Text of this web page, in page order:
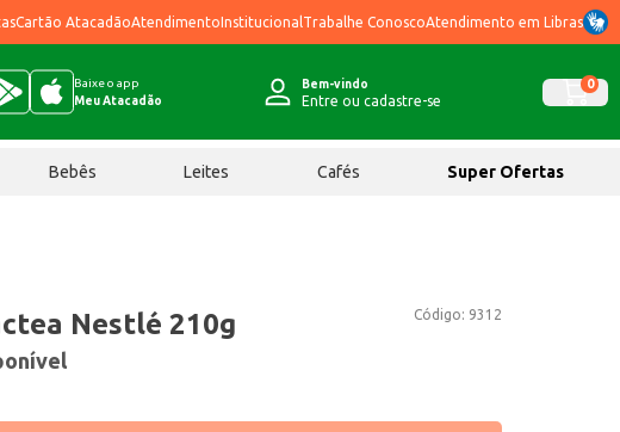
Cartão AtacadãoAtendimentoInstitucional Trabalhe ConoscoAtendimento em Libras
Baixe o app
Meu Atacadão
Bem-vindo
Entre ou cadastre-se
0
Bebês Leites Cafés Super Ofertas
Código: 9312
Nestlé 210g